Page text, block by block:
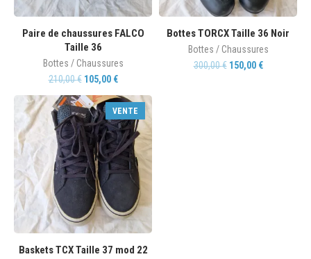
Paire de chaussures FALCO
Taille 36
Bottes / Chaussures
210,00€ 105,00 €
Bottes TORCX Taille 36 Noir
Bottes / Chaussures
300,00€ 150,00 €
VENTE
Baskets TCX Taille 37 mod 22